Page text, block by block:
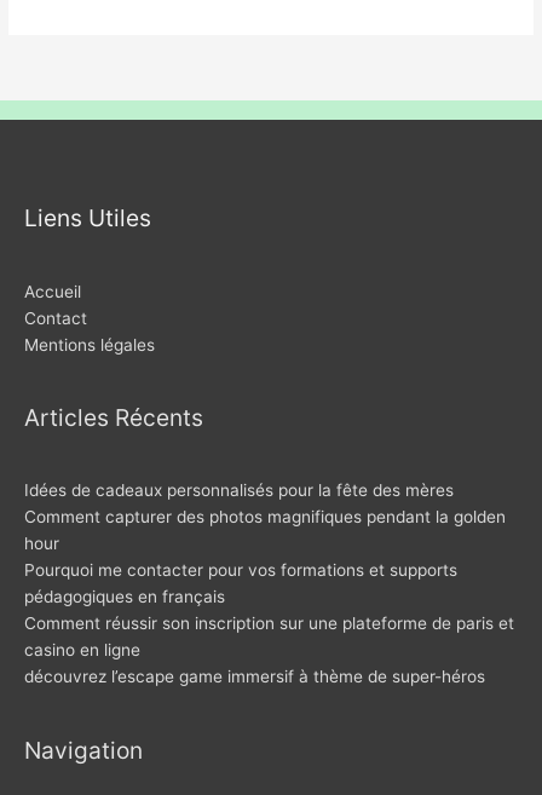
Liens Utiles
Accueil
Contact
Mentions légales
Articles Récents
Idées de cadeaux personnalisés pour la fête des mères
Comment capturer des photos magnifiques pendant la golden
hour
Pourquoi me contacter pour vos formations et supports
pédagogiques en français
Comment réussir son inscription sur une plateforme de paris et
casino en ligne
découvrez l’escape game immersif à thème de super-héros
Navigation